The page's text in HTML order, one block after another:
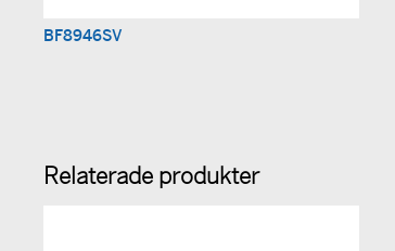
BF8946SV
Relaterade produkter